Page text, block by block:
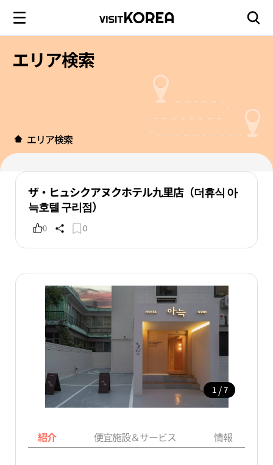
エリア検索
エリア検索
ザ・ヒュシクアヌクホテル九里店（더휴식 아
늑호텔 구리점）
0 0
1 / 7
紹介 便宜施設＆サービス 情報